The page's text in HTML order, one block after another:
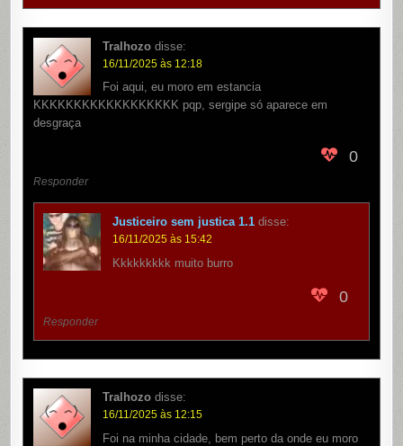
Tralhozo disse:
16/11/2025 às 12:18
Foi aqui, eu moro em estancia
KKKKKKKKKKKKKKKKKK pqp, sergipe só aparece em
desgraça
0
Responder
Justiceiro sem justica 1.1 disse:
16/11/2025 às 15:42
Kkkkkkkkk muito burro
0
Responder
Tralhozo disse:
16/11/2025 às 12:15
Foi na minha cidade, bem perto da onde eu moro